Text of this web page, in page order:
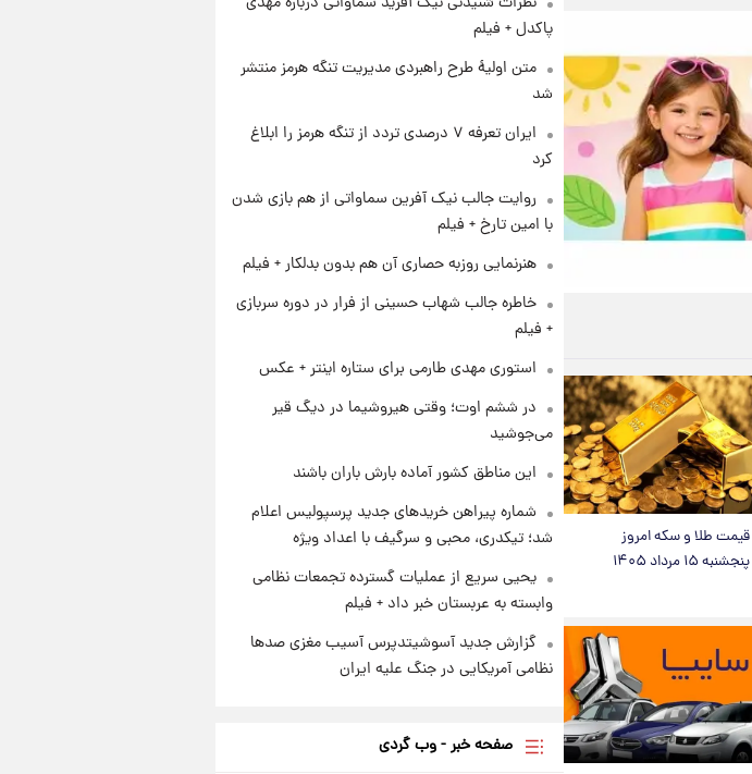
قیمت طلا و سکه امروز
پنجشنبه ۱۵ مرداد ۱۴۰۵
پاکدل + فیلم
متن اولیۀ طرح راهبردی مدیریت تنگه هرمز منتشر
شد
ایران تعرفه ۷ درصدی تردد از تنگه هرمز را ابلاغ
کرد
روایت جالب نیک آفرین سماواتی از هم بازی شدن
با امین تارخ + فیلم
هنرنمایی روزبه حصاری آن هم بدون بدلکار + فیلم
خاطره جالب شهاب حسینی از فرار در دوره سربازی
+ فیلم
استوری مهدی طارمی برای ستاره اینتر + عکس
در ششم اوت؛ وقتی هیروشیما در دیگ قیر
می‌جوشید
این مناطق کشور آماده بارش باران باشند
شماره پیراهن خریدهای جدید پرسپولیس اعلام
شد؛ تیکدری، محبی و سرگیف با اعداد ویژه
یحیی سریع از عملیات گسترده تجمعات نظامی
وابسته به عربستان خبر داد + فیلم
گزارش جدید آسوشیتدپرس آسیب مغزی صدها
نظامی آمریکایی در جنگ علیه ایران
صفحه خبر - وب گردی